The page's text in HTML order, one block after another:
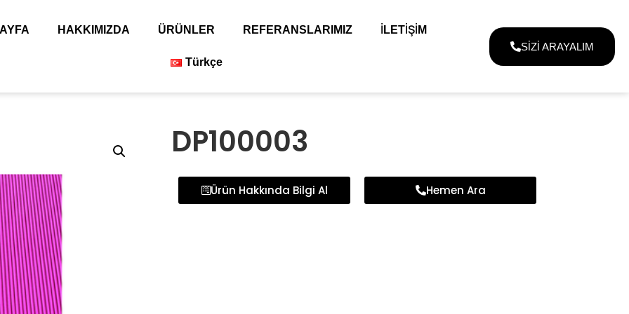
HAKKIMIZDA ÜRÜNLER REFERANSLARIMIZ İLETİŞİM
Türkçe
SİZİ ARAYALIM
DP100003
Ürün Hakkında Bilgi Al Hemen Ara